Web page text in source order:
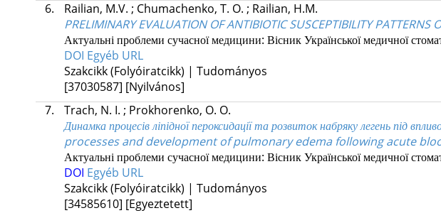
6.
Railian, M.V. ; Chumachenko, T. O. ; Railian, H.M.
PRELIMINARY EVALUATION OF ANTIBIOTIC SUSCEPTIBILITY
Актуальні проблеми сучасної медицини: Вісник Української медичної
DOI Egyéb URL
Szakcikk (Folyóiratcikk) | Tudományos
[37030587] [Nyilvános]
7.
Trach, N. I. ; Prokhorenko, O. O.
Динамка процесів ліпідної пероксидації та розвиток набряку легень
processes and development of pulmonary edema following acute
Актуальні проблеми сучасної медицини: Вісник Української медичної
DOI Egyéb URL
Szakcikk (Folyóiratcikk) | Tudományos
[34585610] [Egyeztetett]